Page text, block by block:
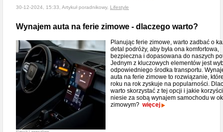
30-12-2024, 15:33, Artykuł poradnikowy, Lifestyle
Wynajem auta na ferie zimowe - dlaczego warto?
Planując ferie zimowe, warto zadbać o
detal podróży, aby była ona komfortowa,
bezpieczna i dopasowana do naszych
Jednym z kluczowych elementów jest
odpowiedniego środka transportu.
auta na ferie zimowe to rozwiązanie,
roku na rok zyskuje na popularności.
warto skorzystać z tej opcji i jakie korzyści
niesie za sobą wynajem samochodu w
zimowym? więcej